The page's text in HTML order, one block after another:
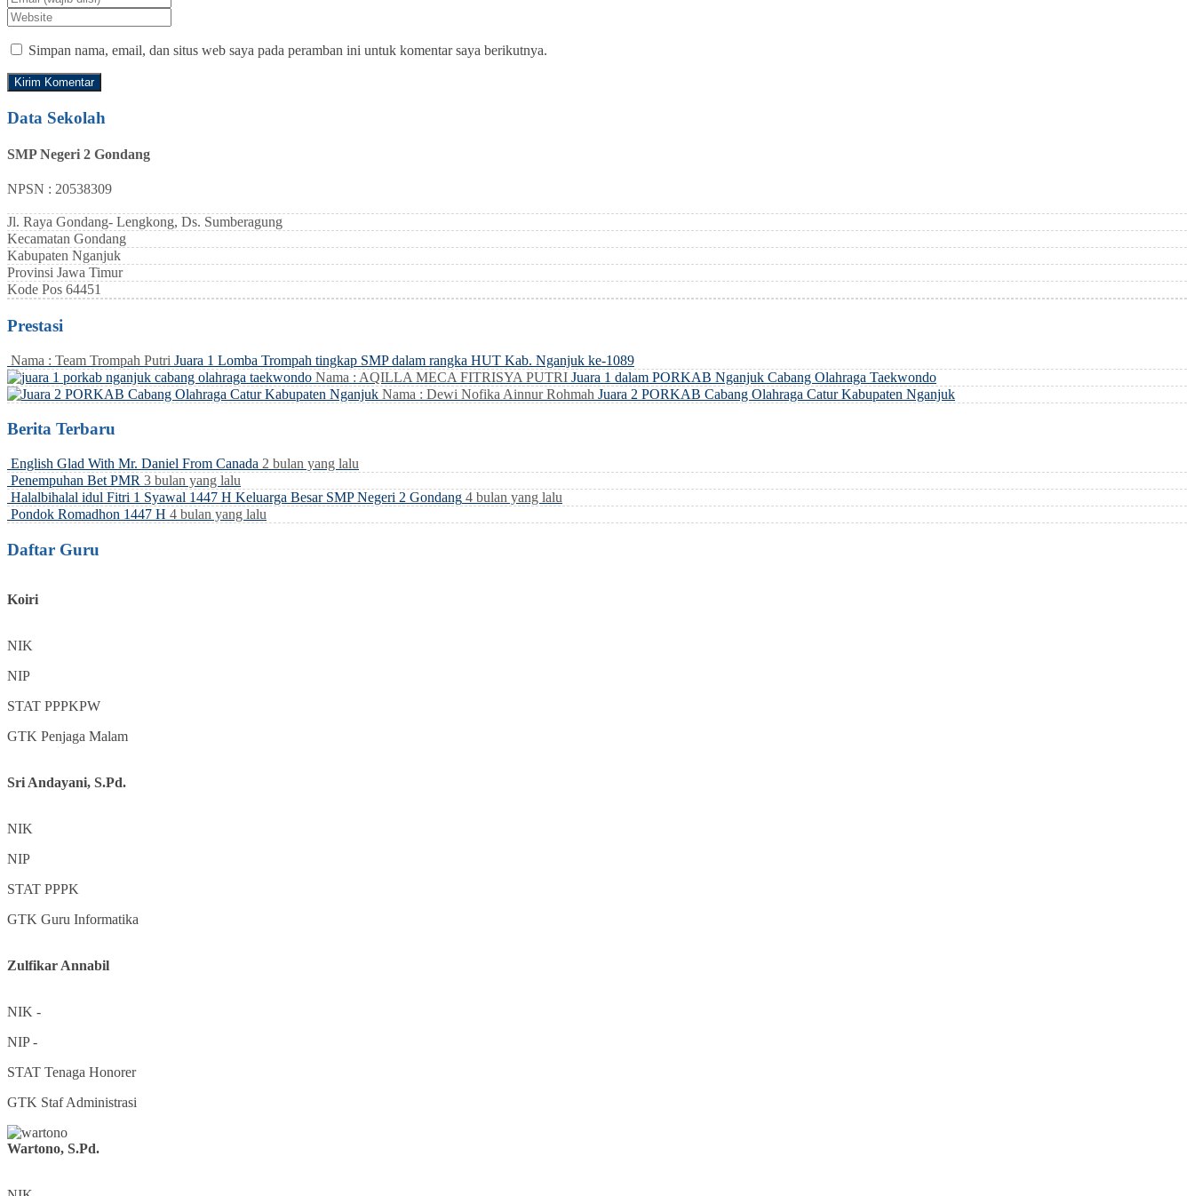
Simpan nama, email, dan situs web saya pada peramban ini untuk komentar saya berikutnya.
Data Sekolah
SMP Negeri 2 Gondang
NPSN : 20538309
Jl. Raya Gondang- Lengkong, Ds. Sumberagung
Kecamatan Gondang
Kabupaten Nganjuk
Provinsi Jawa Timur
Kode Pos 64451
Prestasi
Nama : Team Trompah Putri Juara 1 Lomba Trompah tingkap SMP dalam rangka HUT Kab. Nganjuk ke-1089
Nama : AQILLA MECA FITRISYA PUTRI Juara 1 dalam PORKAB Nganjuk Cabang Olahraga Taekwondo
Nama : Dewi Nofika Ainnur Rohmah Juara 2 PORKAB Cabang Olahraga Catur Kabupaten Nganjuk
Berita Terbaru
English Glad With Mr. Daniel From Canada 2 bulan yang lalu
Penempuhan Bet PMR 3 bulan yang lalu
Halalbihalal idul Fitri 1 Syawal 1447 H Keluarga Besar SMP Negeri 2 Gondang 4 bulan yang lalu
Pondok Romadhon 1447 H 4 bulan yang lalu
Daftar Guru
Koiri
NIK
NIP
STAT PPPKPW
GTK Penjaga Malam
Sri Andayani, S.Pd.
NIK
NIP
STAT PPPK
GTK Guru Informatika
Zulfikar Annabil
NIK -
NIP-
STAT Tenaga Honorer
GTK Staf Administrasi
Wartono, S.Pd.